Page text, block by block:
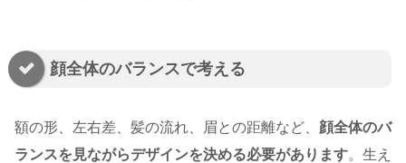
顔全体のバランスで考える
額の形、左右差、髪の流れ、眉との距離など、 顔全体のバ
ランスを見ながらデザインを決める必要があります。生え